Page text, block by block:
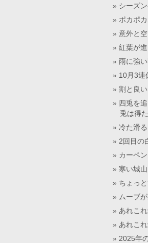
シーズ
ポカポ
意外と
紅葉が
雨に強
10月3連
割と良
四兎を
兎は得た
冷た滑
2回目の
カーペ
寒い城山
ちょっ
ムーブ
あれこ
あれこ
2025年